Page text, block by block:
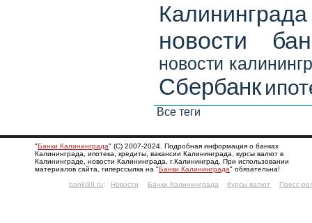
Калининграда
новости
новости
Сбербанк
Все теги
"Банки Калининграда" (С) 2007-2024. Подробная информация о банках
Калининграда, ипотека, кредиты, вакансии Калининграда, курсы валют в
Калининграде, новости Калининграда, г.Калининград. При использовании
материалов сайта, гиперссылка на "Банки Калининграда" обязательна!
banki39.ru: Новости Банки Калининграда Курсы валют Пресс-